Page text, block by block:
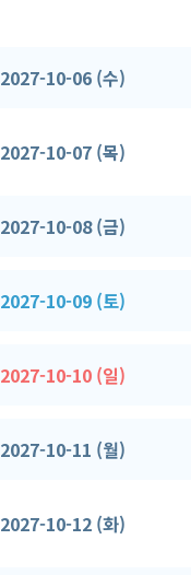
2027-10-06 (수)
2027-10-07 (목)
2027-10-08 (금)
2027-10-09 (토)
2027-10-10 (일)
2027-10-11 (월)
2027-10-12 (화)